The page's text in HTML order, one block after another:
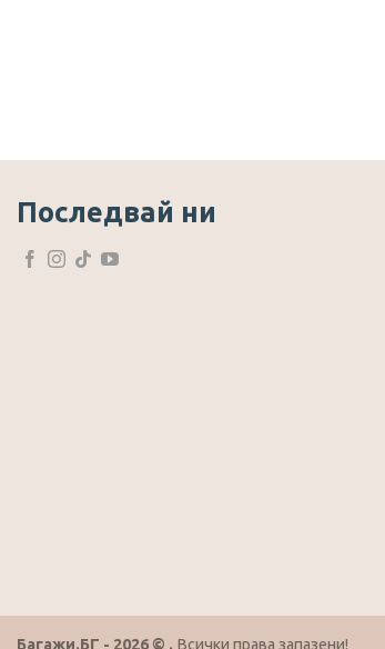
Последвай ни
Багажи.БГ - 2026 © . Всички права запазени!